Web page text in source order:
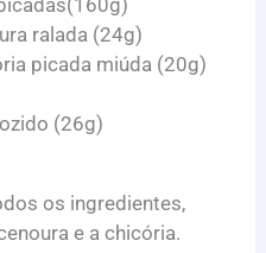
ralada (24g)
picada miúda (20g)
(26g)
os ingredientes,
e a chicória.